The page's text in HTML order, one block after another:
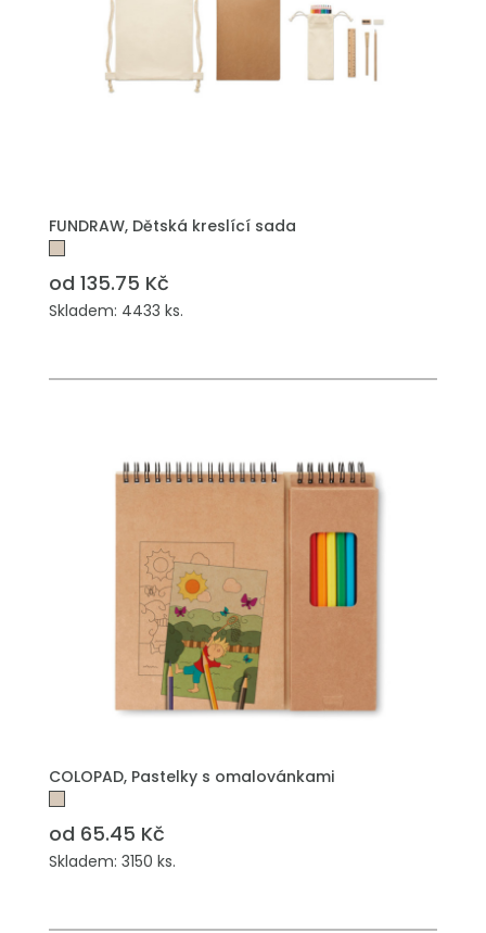
FUNDRAW, Dětská kreslící sada
od 135.75 Kč
Skladem: 4433 ks.
COLOPAD, Pastelky s omalovánkami
od 65.45 Kč
Skladem: 3150 ks.